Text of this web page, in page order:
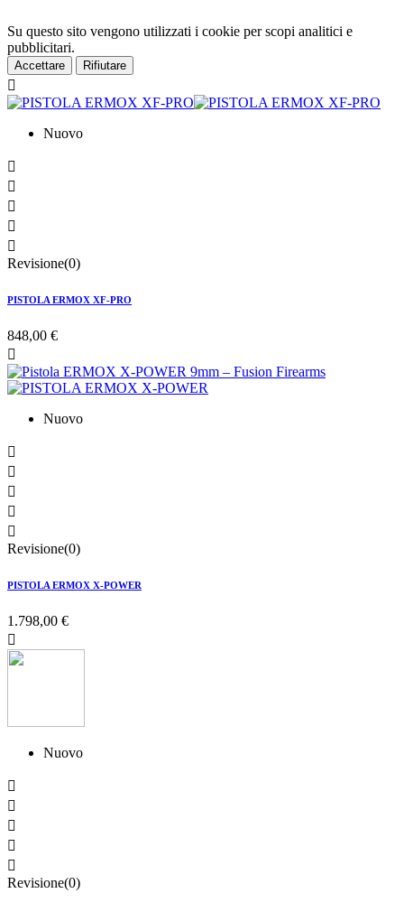
Su questo sito vengono utilizzati i cookie per scopi analitici e
pubblicitari.
Accettare Rifiutare

Nuovo





Revisione(0)
PISTOLA ERMOX XF-PRO
848,00 €

Nuovo





Revisione(0)
PISTOLA ERMOX X-POWER
1.798,00 €

Nuovo





Revisione(0)